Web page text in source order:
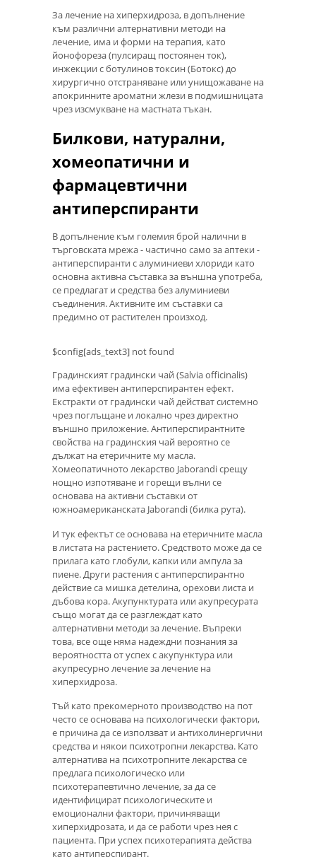
За лечение на хиперхидроза, в допълнение
към различни алтернативни методи на
лечение, има и форми на терапия, като
йонофореза (пулсиращ постоянен ток),
инжекции с ботулинов токсин (Ботокс) до
хирургично отстраняване или унищожаване на
апокринните ароматни жлези в подмишницата
чрез изсмукване на мастната тъкан.
Билкови, натурални,
хомеопатични и
фармацевтични
антиперспиранти
В допълнение към големия брой налични в
търговската мрежа - частично само за аптеки -
антиперспиранти с алуминиеви хлориди като
основна активна съставка за външна употреба,
се предлагат и средства без алуминиеви
съединения. Активните им съставки са
предимно от растителен произход.
$config[ads_text3] not found
Градинският градински чай (Salvia officinalis)
има ефективен антиперспирантен ефект.
Екстракти от градински чай действат системно
чрез поглъщане и локално чрез директно
външно приложение. Антиперспирантните
свойства на градинския чай вероятно се
дължат на етеричните му масла.
Хомеопатичното лекарство Jaborandi срещу
нощно изпотяване и горещи вълни се
основава на активни съставки от
южноамериканската Jaborandi (билка рута).
И тук ефектът се основава на етеричните масла
в листата на растението. Средството може да се
прилага като глобули, капки или ампула за
пиене. Други растения с антиперспирантно
действие са мишка детелина, орехови листа и
дъбова кора. Акупунктурата или акупресурата
също могат да се разглеждат като
алтернативни методи за лечение. Въпреки
това, все още няма надеждни познания за
вероятността от успех с акупунктура или
акупресурно лечение за лечение на
хиперхидроза.
Тъй като прекомерното производство на пот
често се основава на психологически фактори,
е причина да се използват и антихолинергични
средства и някои психотропни лекарства. Като
алтернатива на психотропните лекарства се
предлага психологическо или
психотерапевтично лечение, за да се
идентифицират психологическите и
емоционални фактори, причиняващи
хиперхидрозата, и да се работи чрез нея с
пациента. При успех психотерапията действа
като антиперспирант.